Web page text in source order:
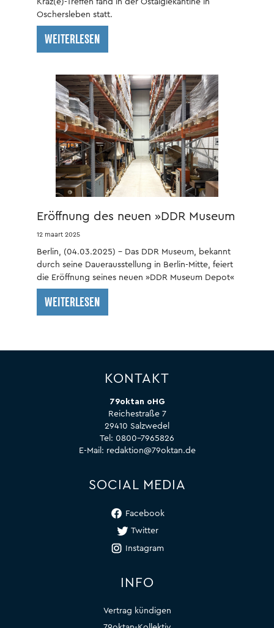
Kraz(e)-Treffen fand in der Ostalgiekantine in
Oschersleben statt.
WEITERLESEN
Eröffnung des neuen »DDR Museum
Depot«
12 maart 2025
Berlin, (04.03.2025) – Das DDR Museum, bekannt
durch seine Dauerausstellung in Berlin-Mitte, feiert
die Eröffnung seines neuen »DDR Museum Depot«
in Berlin-Marzahn.
WEITERLESEN
KONTAKT
79oktan oHG
Reichestraße 7
29410 Salzwedel
Tel: 0800-7965826
E-Mail: redaktion@79oktan.de
SOCIAL MEDIA
Facebook
Twitter
Instagram
INFO
Vertrag kündigen